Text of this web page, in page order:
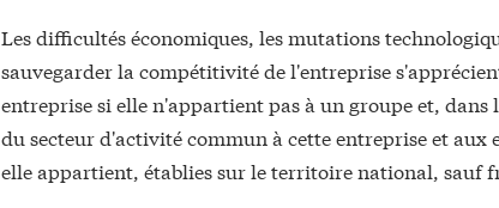
Les difficultés économiques, les mutations
sauvegarder la compétitivité de l'entreprise
entreprise si elle n'appartient pas à un groupe et, dans
du secteur d'activité commun à cette entreprise et aux
elle appartient, établies sur le territoire national, sauf